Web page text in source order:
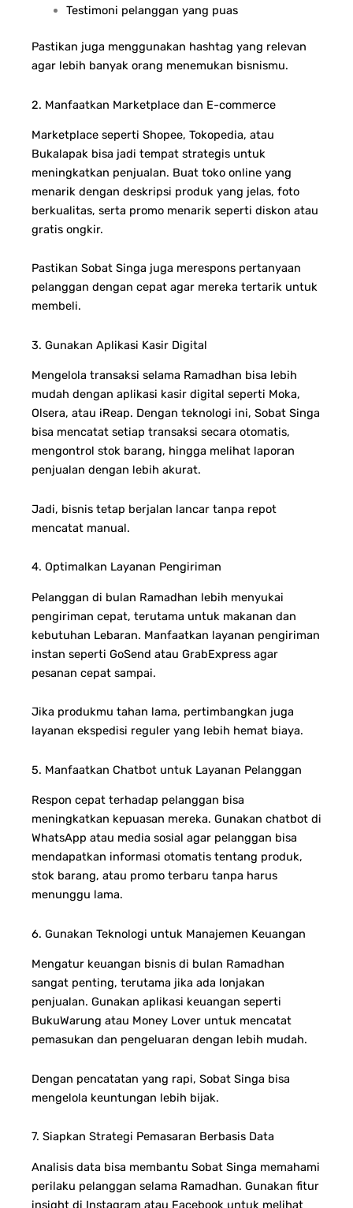
Testimoni pelanggan yang puas
Pastikan juga menggunakan hashtag yang relevan
agar lebih banyak orang menemukan bisnismu.
2. Manfaatkan Marketplace dan E-commerce
Marketplace seperti Shopee, Tokopedia, atau
Bukalapak bisa jadi tempat strategis untuk
meningkatkan penjualan. Buat toko online yang
menarik dengan deskripsi produk yang jelas, foto
berkualitas, serta promo menarik seperti diskon atau
gratis ongkir.
Pastikan Sobat Singa juga merespons pertanyaan
pelanggan dengan cepat agar mereka tertarik untuk
membeli.
3. Gunakan Aplikasi Kasir Digital
Mengelola transaksi selama Ramadhan bisa lebih
mudah dengan aplikasi kasir digital seperti Moka,
Olsera, atau iReap. Dengan teknologi ini, Sobat Singa
bisa mencatat setiap transaksi secara otomatis,
mengontrol stok barang, hingga melihat laporan
penjualan dengan lebih akurat.
Jadi, bisnis tetap berjalan lancar tanpa repot
mencatat manual.
4. Optimalkan Layanan Pengiriman
Pelanggan di bulan Ramadhan lebih menyukai
pengiriman cepat, terutama untuk makanan dan
kebutuhan Lebaran. Manfaatkan layanan pengiriman
instan seperti GoSend atau GrabExpress agar
pesanan cepat sampai.
Jika produkmu tahan lama, pertimbangkan juga
layanan ekspedisi reguler yang lebih hemat biaya.
5. Manfaatkan Chatbot untuk Layanan Pelanggan
Respon cepat terhadap pelanggan bisa
meningkatkan kepuasan mereka. Gunakan chatbot di
WhatsApp atau media sosial agar pelanggan bisa
mendapatkan informasi otomatis tentang produk,
stok barang, atau promo terbaru tanpa harus
menunggu lama.
6. Gunakan Teknologi untuk Manajemen Keuangan
Mengatur keuangan bisnis di bulan Ramadhan
sangat penting, terutama jika ada lonjakan
penjualan. Gunakan aplikasi keuangan seperti
BukuWarung atau Money Lover untuk mencatat
pemasukan dan pengeluaran dengan lebih mudah.
Dengan pencatatan yang rapi, Sobat Singa bisa
mengelola keuntungan lebih bijak.
7. Siapkan Strategi Pemasaran Berbasis Data
Analisis data bisa membantu Sobat Singa memahami
perilaku pelanggan selama Ramadhan. Gunakan fitur
insight di Instagram atau Facebook untuk melihat